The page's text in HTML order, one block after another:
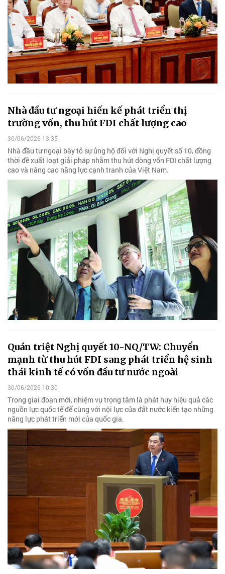
Nhà đầu tư ngoại hiến kế phát triển thị
trường vốn, thu hút FDI chất lượng cao
30/06/2026 13:35
Nhà đầu tư ngoại bày tỏ sự ủng hộ đối với Nghị quyết số 10, đồng
thời đề xuất loạt giải pháp nhằm thu hút dòng vốn FDI chất lượng
cao và nâng cao năng lực cạnh tranh của Việt Nam.
Quán triệt Nghị quyết 10-NQ/TW: Chuyển
mạnh từ thu hút FDI sang phát triển hệ sinh
thái kinh tế có vốn đầu tư nước ngoài
30/06/2026 10:30
Trong giai đoạn mới, nhiệm vụ trọng tâm là phát huy hiệu quả các
nguồn lực quốc tế để cùng với nội lực của đất nước kiến tạo những
năng lực phát triển mới của quốc gia.